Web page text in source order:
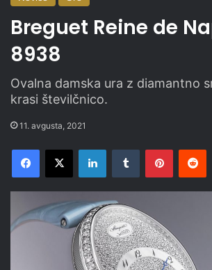
Breguet Reine de
8938
Ovalna damska ura z diamantno
krasi številčnico.
11. avgusta, 2021
Facebook
X LinkedInTumblr Pinterest